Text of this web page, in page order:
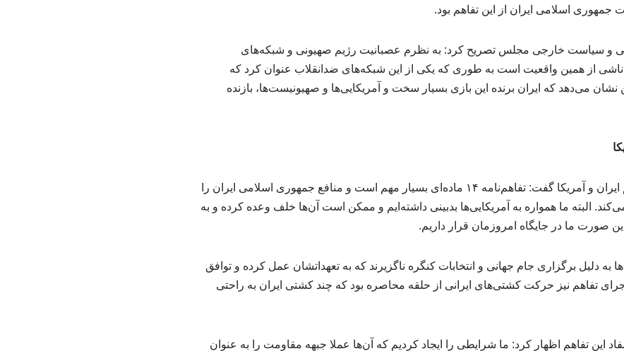
اسلامی ایران از این تفاهم بود.
و سیاست خارجی مجلس تصریح کرد: به نظرم عصبانیت رژیم صهیونی و شبکه‌های
ناشی از همین واقعیت است به طوری که یکی از این شبکه‌های ضدانقلاب عنوان کرد که
می‌دهد که ایران برنده این بازی بسیار سخت و آمریکایی‌ها و صهیونیست‌ها، بازنده
وی با اشاره به جزئیات تفاهم ایران و آمریکا گفت: تفاهم‌نامه ۱۴ ماده‌ای بسیار مهم است و منافع جمهوری اسلامی ایران را
البته ما همواره به آمریکایی‌ها بدبینی داشته‌ایم و ممکن است آن‌ها خلف وعده کرده و به
صورت ما در جایگاه امروزمان قرار داریم.
به دلیل برگزاری جام جهانی و انتخابات کنگره ناگزیرند که به تعهداتشان عمل کرده و توافق
اجرای تفاهم نیز حرکت کشتی‌های ایرانی از حلقه محاصره بود که چند کشتی ایران به راحتی
این تفاهم اظهار کرد: ما شرایطی را ایجاد کردیم که آن‌ها عملا جبهه مقاومت را به عنوان